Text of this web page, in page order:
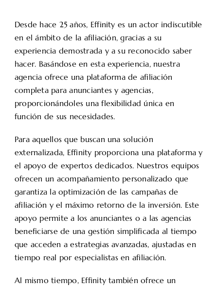
Desde hace 25 años, Effinity es un actor indiscutible
en el ámbito de la afiliación, gracias a su
experiencia demostrada y a su reconocido saber
hacer. Basándose en esta experiencia, nuestra
agencia ofrece una plataforma de afiliación
completa para anunciantes y agencias,
proporcionándoles una flexibilidad única en
función de sus necesidades.
Para aquellos que buscan una solución
externalizada, Effinity proporciona una plataforma y
el apoyo de expertos dedicados. Nuestros equipos
ofrecen un acompañamiento personalizado que
garantiza la optimización de las campañas de
afiliación y el máximo retorno de la inversión. Este
apoyo permite a los anunciantes o a las agencias
beneficiarse de una gestión simplificada al tiempo
que acceden a estrategias avanzadas, ajustadas en
tiempo real por especialistas en afiliación.
Al mismo tiempo, Effinity también ofrece un